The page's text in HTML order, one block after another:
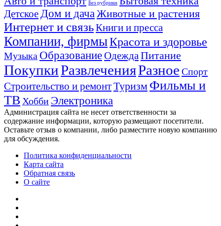
Без рубрики
Детское Дом и дача Животные и растения
Интернет и связьКниги и пресса
Компании, фирмыКрасота и здоровье
Музыка ОбразованиеОдежда Питание
ПокупкиРазвлеченияРазное Спорт
Строительство и ремонтТуризм Фильмы и
ТВ Хобби Электроника
Администрация сайта не несет ответственности за
содержание информации, которую размещают посетители.
Оставьте отзыв о компании, либо разместите новую компанию
для обсуждения.
Политика конфиденциальности
Карта сайта
Обратная связь
О сайте